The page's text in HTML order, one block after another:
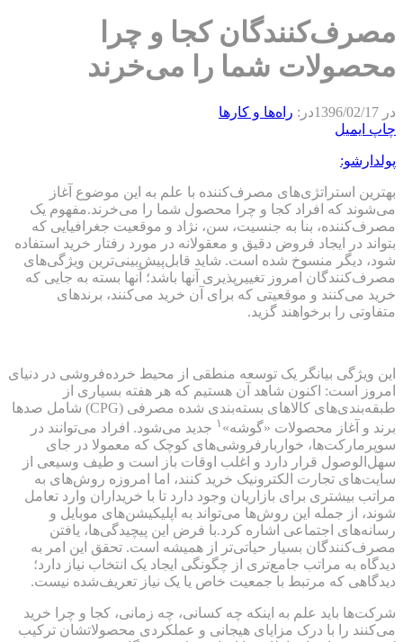
مصرف‌کنندگان کجا و چرا
محصولات شما را می‌خرند
در 1396/02/17در: راه‌ها و كارها
چاپ ایمیل
پولدارشو:
بهترین استراتژی‌های مصرف‌کننده با علم به این موضوع آغاز
می‌شوند که افراد کجا و چرا محصول شما را می‌خرند.مفهوم یک
مصرف‌کننده، بنا به جنسیت، سن، نژاد و موقعیت جغرافیایی که
بتواند در ایجاد فروض دقیق و معقولانه در مورد رفتار خرید استفاده
شود، دیگر منسوخ شده است. شاید قابل‌پیش‌بینی‌ترین ویژگی‌های
مصرف‌کنندگان امروز تغییرپذیری آنها باشد؛ آنها بسته به جایی که
خرید می‌کنند و موقعیتی که برای آن خرید می‌کنند، برندهای
متفاوتی را برخواهند گزید.
این ویژگی بیانگر یک توسعه منطقی از محیط خرده‌فروشی در دنیای
امروز است: اکنون شاهد آن هستیم که هر هفته بسیاری از
طبقه‌بندی‌های کالاهای بسته‌بندی شده مصرفی (CPG) شامل صدها
برند و آغاز محصولات «گوشه» ۱ جدید می‌شود. افراد می‌توانند در
سوپرمارکت‌ها، خواربارفروشی‌های کوچک که معمولا در جای
سهل‌الوصول قرار دارد و اغلب اوقات باز است و طیف وسیعی از
سایت‌های تجارت الکترونیک خرید کنند، اما امروزه روش‌های به
مراتب بیشتری برای بازاریان وجود دارد تا با خریداران وارد تعامل
شوند، از جمله این روش‌ها می‌تواند به اپلیکیشن‌های موبایل و
رسانه‌های اجتماعی اشاره کرد.با فرض این پیچیدگی‌ها، یافتن
مصرف‌کنندگان بسیار حیاتی‌تر از همیشه است. تحقق این امر به
دیدگاه به مراتب جامع‌تری از چگونگی ایجاد یک انتخاب نیاز دارد؛
دیدگاهی که مرتبط با جمعیت‌ خاص یا یک نیاز تعریف‌شده نیست.
شرکت‌ها باید علم به اینکه چه کسانی، چه زمانی، کجا و چرا خرید
می‌کنند را با درک مزایای هیجانی و عملکردی محصولاتشان ترکیب